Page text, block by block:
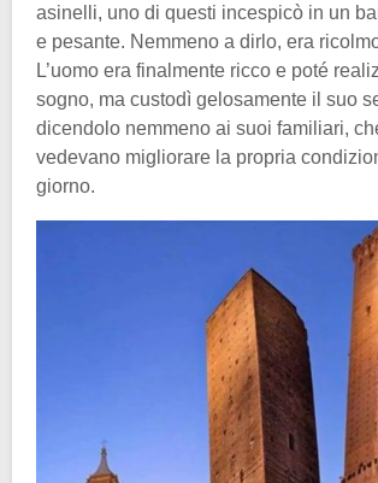
asinelli, uno di questi incespicò in un
e pesante. Nemmeno a dirlo, era
L’uomo era finalmente ricco e poté
sogno, ma custodì gelosamente il suo
dicendolo nemmeno ai suoi familiari,
vedevano migliorare la propria
giorno.